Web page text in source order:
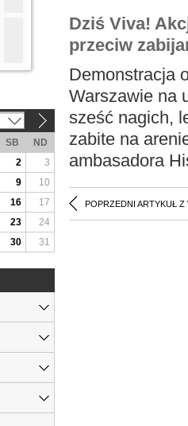
Dziś Viva!
przeciw
Demonstracja
Warszawie na
sześć nagich,
zabite na
ambasadora
POPRZEDNI ARTYKUŁ Z
SB
ND
2
3
9
10
16
17
23
24
30 31